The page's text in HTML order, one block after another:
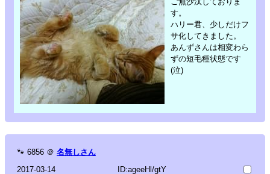
す。
ハリー君、少しだけフ
サ化してきました。
あんずさんは相変わら
ずの短毛種状態です
(泣)
🐾 6856 ＠ 名無しさん
2017-03-14
ID:ageeHl/gtY